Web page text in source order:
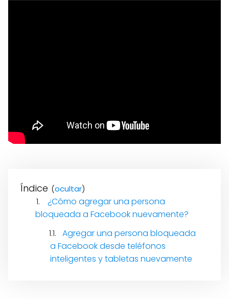
Índice ( )
¿Cómo agregar una persona
bloqueada a Facebook nuevamente?
Agregar una persona bloqueada
a Facebook desde teléfonos
inteligentes y tabletas nuevamente